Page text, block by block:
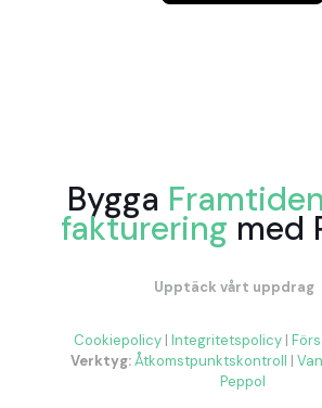
Bygga
fakturering med
Upptäck vårt uppdrag
Cookiepolicy | Integritetspolicy |
Verktyg:Åtkomstpunktskontroll |
Peppol